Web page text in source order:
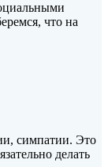
что на
симпатии. Это
делать